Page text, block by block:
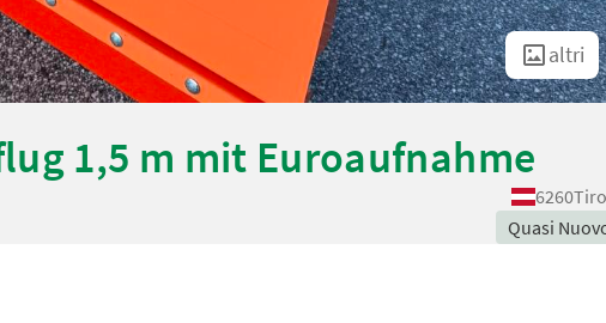
altri
1,5 m mit Euroaufnahme
Quasi
6260